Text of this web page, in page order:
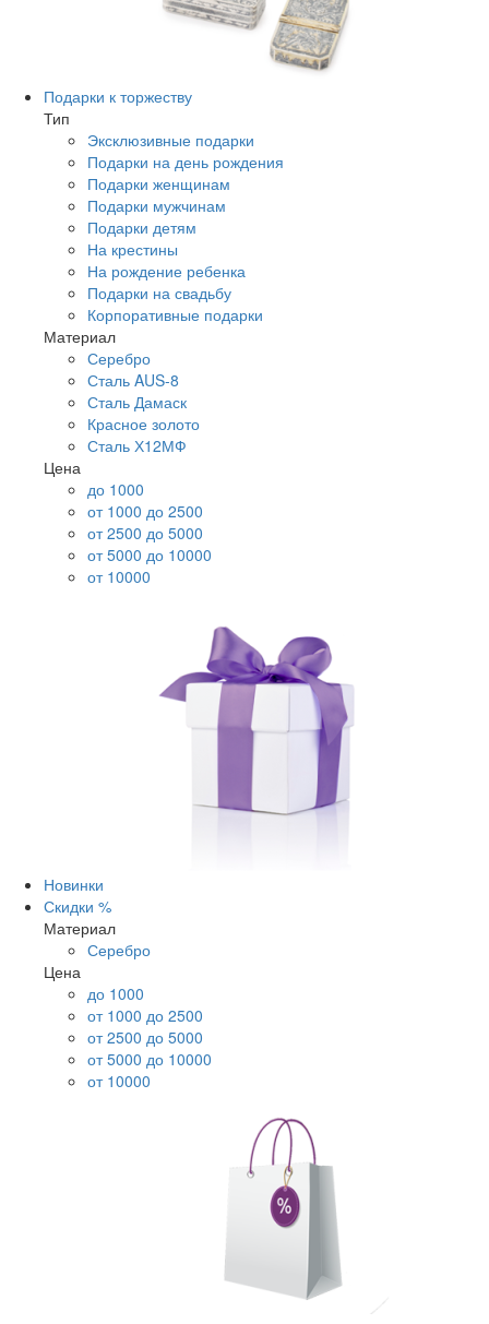
Подарки к торжеству
Тип
Эксклюзивные подарки
Подарки на день рождения
Подарки женщинам
Подарки мужчинам
Подарки детям
На крестины
На рождение ребенка
Подарки на свадьбу
Корпоративные подарки
Материал
Серебро
Сталь AUS-8
Сталь Дамаск
Красное золото
Сталь Х12МФ
Цена
до 1000
от 1000 до 2500
от 2500 до 5000
от 5000 до 10000
от 10000
Новинки
Скидки %
Материал
Серебро
Цена
до 1000
от 1000 до 2500
от 2500 до 5000
от 5000 до 10000
от 10000